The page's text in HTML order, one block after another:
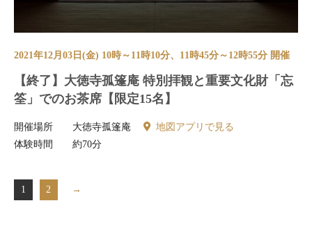
2021年12月03日(金) 10時～11時10分、11時45分～12時55分 開催
【終了】大徳寺孤篷庵 特別拝観と重要文化財「忘
筌」でのお茶席【限定15名】
開催場所 大徳寺孤篷庵
地図アプリで見る
体験時間
約70分
1 2 →